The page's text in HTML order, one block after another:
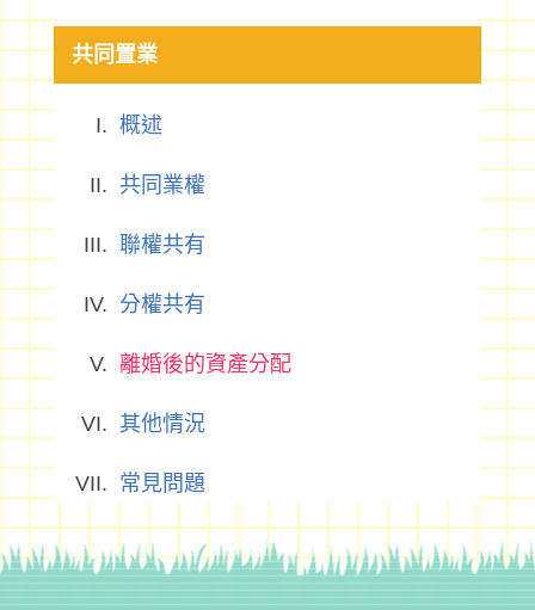
共同置業
概述
共同業權
聯權共有
分權共有
離婚後的資產分配
其他情況
常見問題